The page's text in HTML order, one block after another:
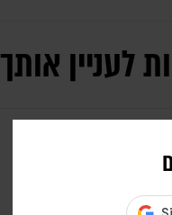
לעניין אותך